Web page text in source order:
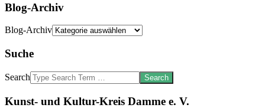
Blog-Archiv
Blog-Archiv
Suche
Search
Kunst- und Kultur-Kreis Damme e. V.